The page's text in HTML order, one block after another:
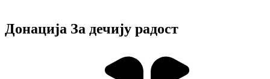
Донација За дечију радост